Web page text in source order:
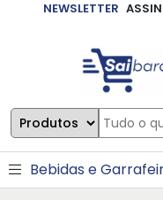
NEWSLETTER
Bebidas e